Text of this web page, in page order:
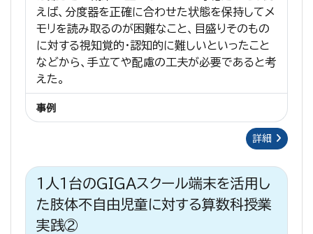
えば、分度器を正確に合わせた状態を保持してメ
モリを読み取るのが困難なこと、目盛りそのもの
に対する視知覚的・認知的に難しいといったこと
などから、手立てや配慮の工夫が必要であると考
えた。
事例
詳細
１人１台のGIGAスクール端末を活用し
た肢体不自由児童に対する算数科授業
実践②